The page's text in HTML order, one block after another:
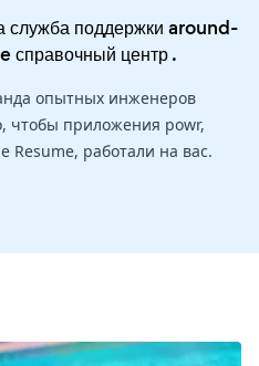
поддержки around-
справочный центр.
опытных инженеров
чтобы приложения powr,
Resume, работали на вас.